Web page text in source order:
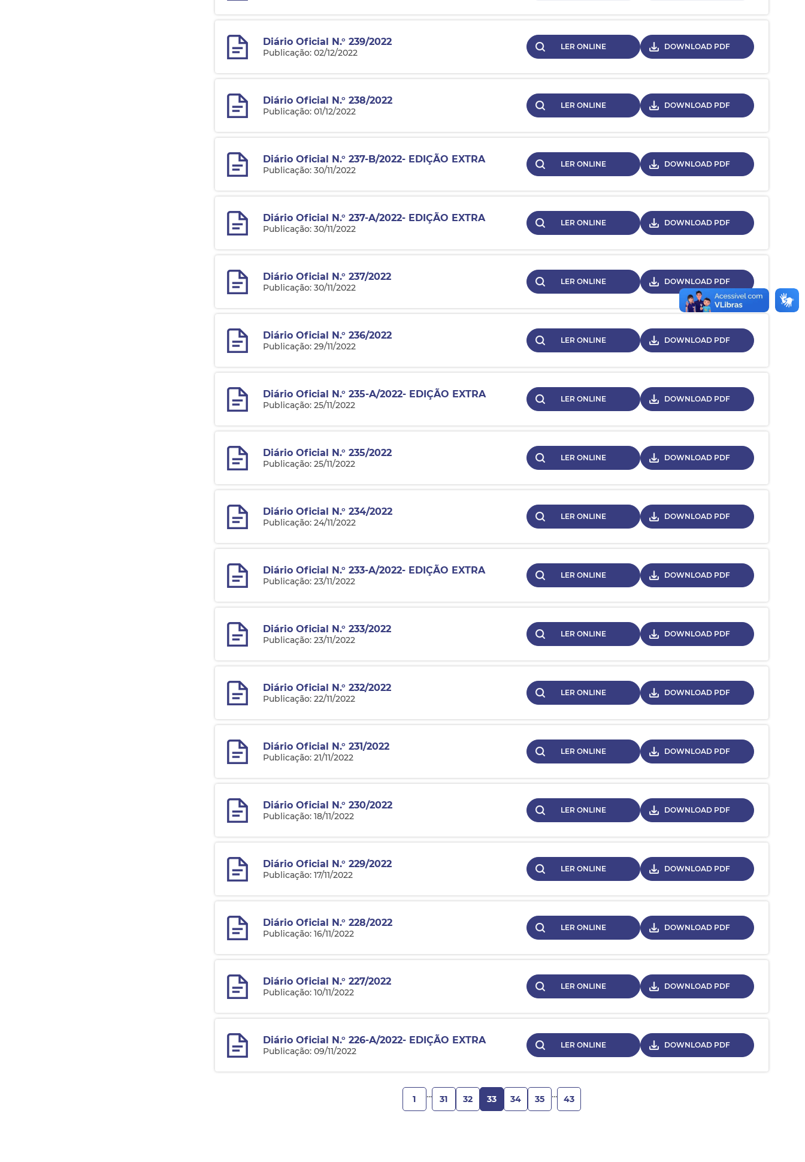
Diário Oficial N.° 239/2022
Publicação: 02/12/2022
LER ONLINE DOWNLOAD PDF
Diário Oficial N.° 238/2022
Publicação: 01/12/2022
LER ONLINE DOWNLOAD PDF
Diário Oficial N.° 237-B/2022- EDIÇÃO EXTRA
Publicação: 30/11/2022
LER ONLINE DOWNLOAD PDF
Diário Oficial N.° 237-A/2022- EDIÇÃO EXTRA
Publicação: 30/11/2022
LER ONLINE DOWNLOAD PDF
Diário Oficial N.° 237/2022
Publicação: 30/11/2022
LER ONLINE DOWNLOAD PDF
Diário Oficial N.° 236/2022
Publicação: 29/11/2022
LER ONLINE DOWNLOAD PDF
Diário Oficial N.° 235-A/2022- EDIÇÃO EXTRA
Publicação: 25/11/2022
LER ONLINE DOWNLOAD PDF
Diário Oficial N.° 235/2022
Publicação: 25/11/2022
LER ONLINE DOWNLOAD PDF
Diário Oficial N.° 234/2022
Publicação: 24/11/2022
LER ONLINE DOWNLOAD PDF
Diário Oficial N.° 233-A/2022- EDIÇÃO EXTRA
Publicação: 23/11/2022
LER ONLINE DOWNLOAD PDF
Diário Oficial N.° 233/2022
Publicação: 23/11/2022
LER ONLINE DOWNLOAD PDF
Diário Oficial N.° 232/2022
Publicação: 22/11/2022
LER ONLINE DOWNLOAD PDF
Diário Oficial N.° 231/2022
Publicação: 21/11/2022
LER ONLINE DOWNLOAD PDF
Diário Oficial N.° 230/2022
Publicação: 18/11/2022
LER ONLINE DOWNLOAD PDF
Diário Oficial N.° 229/2022
Publicação: 17/11/2022
LER ONLINE DOWNLOAD PDF
Diário Oficial N.° 228/2022
Publicação: 16/11/2022
LER ONLINE DOWNLOAD PDF
Diário Oficial N.° 227/2022
Publicação: 10/11/2022
LER ONLINE DOWNLOAD PDF
Diário Oficial N.° 226-A/2022- EDIÇÃO EXTRA
Publicação: 09/11/2022
LER ONLINE DOWNLOAD PDF
1 ... 31 32 33 34 35 ... 43